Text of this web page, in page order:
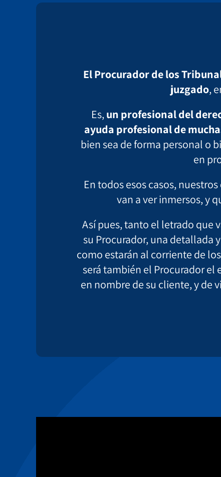
El Procurador de los
juzgado,
Es,un profesional del
ayuda profesional de
bien sea de forma personal o
en
En todos esos casos,
van a ver inmersos, y
Así pues, tanto el letrado que
su Procurador, una detallada
como estarán al corriente de
será también el Procurador
en nombre de su cliente, y de